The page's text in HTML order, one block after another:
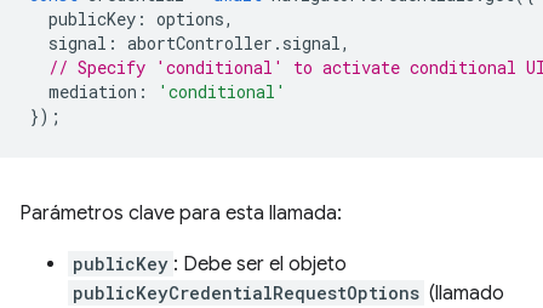
publicKey : options,
signal : abortController . signal ,
// Specify 'conditional' to activate conditional
mediation :
'conditional'
});
Parámetros clave para esta llamada:
publicKey : Debe ser el objeto
publicKeyCredentialRequestOptions (llamado